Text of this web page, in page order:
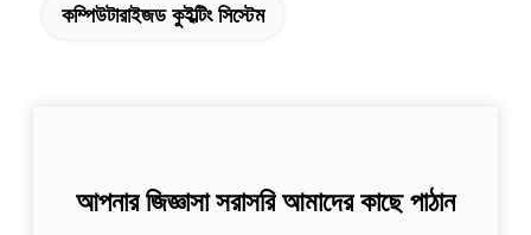
কম্পিউটারাইজড কুইল্টিং সিস্টেম
আপনার জিজ্ঞাসা সরাসরি আমাদের কাছে পাঠান